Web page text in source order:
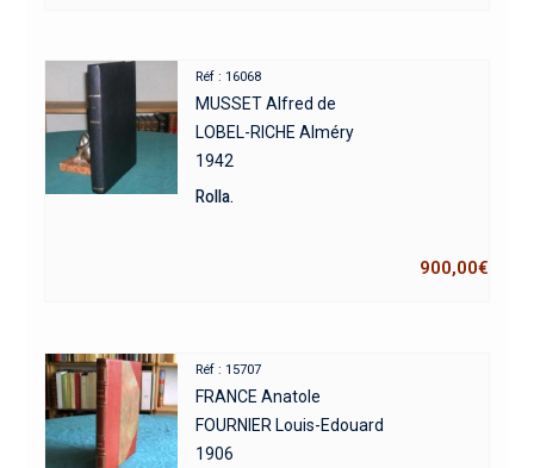
Réf : 16068
MUSSET Alfred de
LOBEL-RICHE Alméry
1942
Rolla.
900,00€
Réf : 15707
FRANCE Anatole
FOURNIER Louis-Edouard
1906